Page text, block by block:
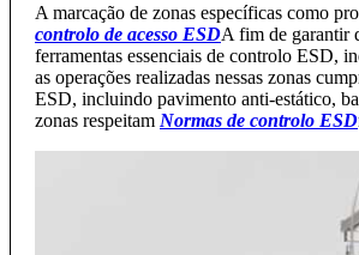
A marcação de zonas específicas como
controlo de acesso ESDA fim de garantir
ferramentas essenciais de controlo ESD,
as operações realizadas nessas zonas
ESD, incluindo pavimento anti-estático,
zonas respeitam Normas de controlo ESD